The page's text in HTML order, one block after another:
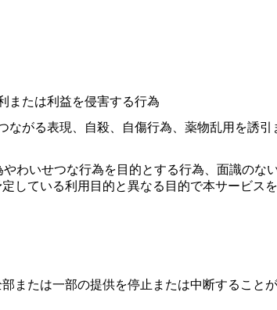
または利益を侵害する行為
ながる表現、自殺、自傷行為、薬物乱用を誘引
わいせつな行為を目的とする行為、面識のな
している利用目的と異なる目的で本サービス
または一部の提供を停止または中断すること